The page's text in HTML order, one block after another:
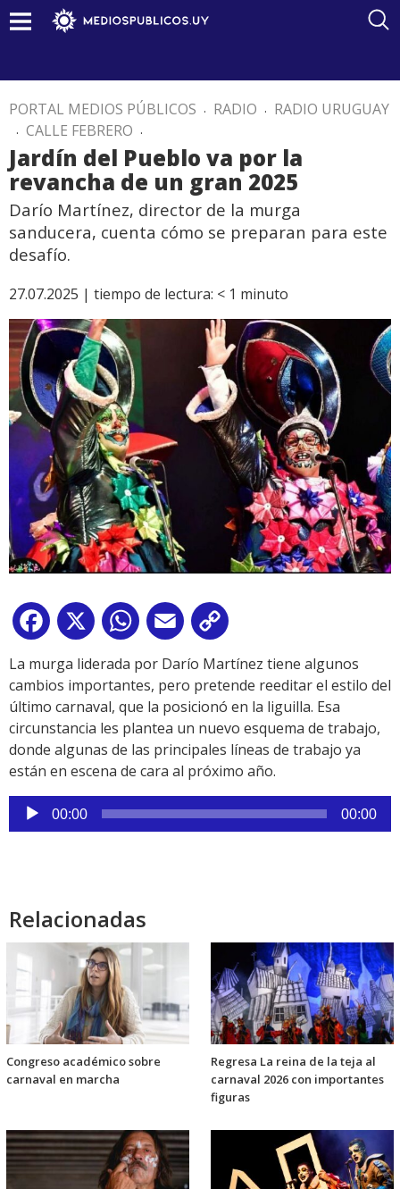
PORTAL MEDIOS PÚBLICOS . RADIO . RADIO URUGUAY
. CALLE FEBRERO .
Jardín del Pueblo va por la
revancha de un gran 2025
Darío Martínez, director de la murga
sanducera, cuenta cómo se preparan para este
desafío.
27.07.2025 | tiempo de lectura: < 1 minuto
Facebook
X WhatsApp
Email
Link
La murga liderada por Darío Martínez tiene algunos
cambios importantes, pero pretende reeditar el estilo del
último carnaval, que la posicionó en la liguilla. Esa
circunstancia les plantea un nuevo esquema de trabajo,
donde algunas de las principales líneas de trabajo ya
están en escena de cara al próximo año.
Reproductor
de
00:00 00:00
Relacionadas
Congreso académico sobre
carnaval en marcha
Regresa La reina de la teja al
carnaval 2026 con importantes
figuras